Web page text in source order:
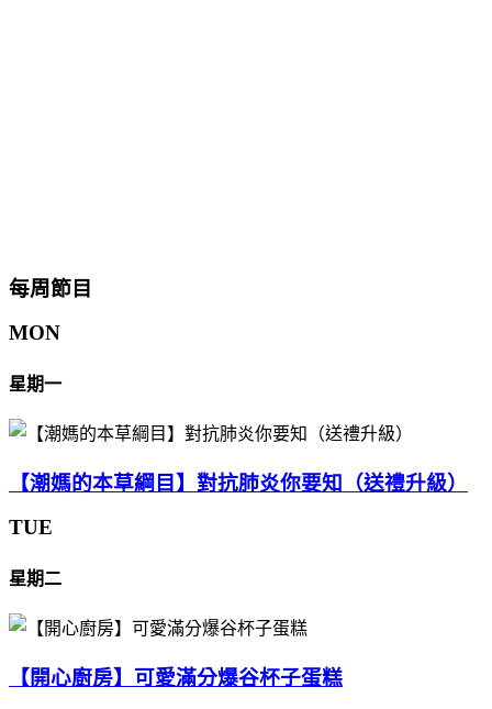
每周節目
MON
星期一
【潮媽的本草綱目】對抗肺炎你要知（送禮升級）
TUE
星期二
【開心廚房】可愛滿分爆谷杯子蛋糕